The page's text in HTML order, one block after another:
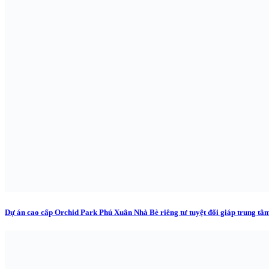
Dự án cao cấp Orchid Park Phú Xuân Nhà Bè riêng tư tuyệt đối giáp trung